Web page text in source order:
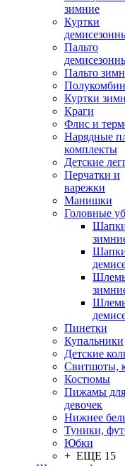
зимние
Куртки
Пальто
Пальто
Куртки
Краги
Флис и
Нарядные
комплекты
Детские
Перчатки и
варежки
Манишки
Головные
Пинетки
Купальники
Детские
Свитшоты,
Костюмы
Пижамы для
девочек
Нижнее
Туники,
Юбки
+ ЕЩЕ 15